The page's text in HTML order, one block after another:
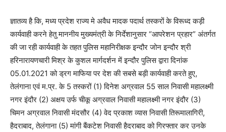
ज्ञातव्य है कि, मध्य प्रदेश राज्य मे अवैध मादक पदार्थ तस्करों के विरूध्द कड़ी
कार्यवाही करने हेतु माननीय मुख्यमंत्री के निर्देशानुसार “आपरेशन प्रहार” अंतर्गत
की जा रही कार्यवाही के तहत पुलिस महानिरीक्षक इन्दौर जोन इन्दौर श्री
हरिनारायणचारी मिश्र के कुशल मार्गदर्शन में इन्दौर पुलिस द्वारा दिनांक
05.01.2021 को ड्रग माफिया पर देश की सबसे बड़ी कार्यवाही करते हुए,
तेलंगाना एवं म.प्र. के 5 तस्करों (1) दिनेश अग्रवाल 55 साल निवासी महालक्ष्मी
नगर इंदौर (2) अक्षय उर्फ चीकू अग्रवाल निवासी महालक्ष्मी नगर इंदौर (3)
चिमन अग्रवाल निवासी मंदसौर (4) वेद प्रकाश व्यास निवासी तिरूमालागिरी,
हैदराबाद, तेलंगाना (5) मांगी बैंकटेश निवासी हैदराबाद को गिरफ्तार कर उनके